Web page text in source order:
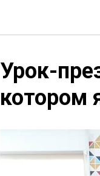
Урок-
котором